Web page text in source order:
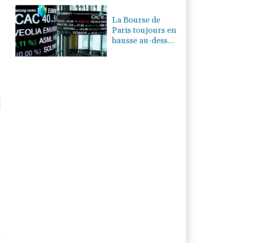
La Bourse de
Paris toujours en
hausse au-dessus